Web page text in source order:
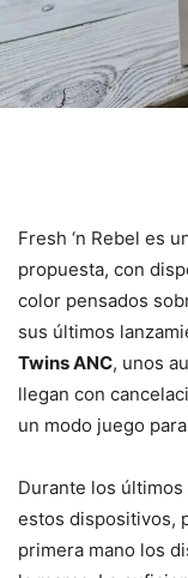
Fresh ‘n Rebel es
propuesta, con
color pensados
sus últimos
Twins ANC, unos
llegan con
un modo juego
Durante los
estos dispositivos,
primera mano los